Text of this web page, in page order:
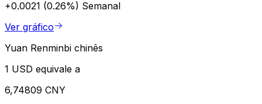
+0.0021 (0.26%) Semanal
Ver gráfico
Yuan Renminbi chinês
1 USD equivale a
6,74809 CNY